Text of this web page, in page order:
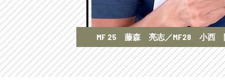
MF 25 藤森 亮志／MF28 小西